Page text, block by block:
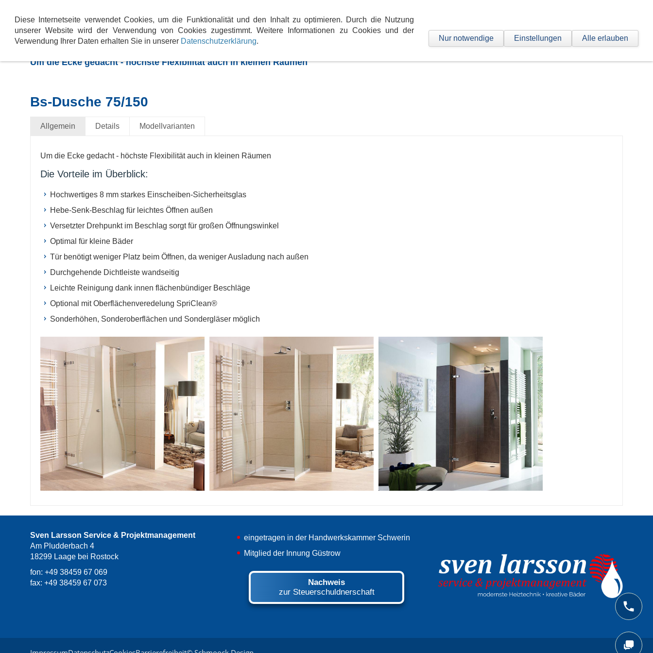
SPRINZ BS-Dusche 75/150 -
Um die Ecke gedacht - höchste Flexibilität auch in kleinen Räumen
Bs-Dusche 75/150
Allgemein Details Modellvarianten
Um die Ecke gedacht - höchste Flexibilität auch in kleinen Räumen
Die Vorteile im Überblick:
Hochwertiges 8 mm starkes Einscheiben-Sicherheitsglas
Hebe-Senk-Beschlag für leichtes Öffnen außen
Versetzter Drehpunkt im Beschlag sorgt für großen Öffnungswinkel
Optimal für kleine Bäder
Tür benötigt weniger Platz beim Öffnen, da weniger Ausladung nach außen
Durchgehende Dichtleiste wandseitig
Leichte Reinigung dank innen flächenbündiger Beschläge
Optional mit Oberflächenveredelung SpriClean®
Sonderhöhen, Sonderoberflächen und Sondergläser möglich
Sven Larsson Service & Projektmanagement
Am Pludderbach 4
18299 Laage bei Rostock
fon: +49 38459 67 069
fax: +49 38459 67 073
eingetragen in der Handwerkskammer Schwerin
Mitglied der Innung Güstrow
Nachweis
zur Steuerschuldnerschaft
Diese Internetseite verwendet Cookies, um die Funktionalität und den Inhalt zu optimieren. Durch die Nutzung
unserer Website wird der Verwendung von Cookies zugestimmt. Weitere Informationen zu Cookies und der
Verwendung Ihrer Daten erhalten Sie in unserer Datenschutzerklärung. Nur notwendige Einstellungen Alle erlauben